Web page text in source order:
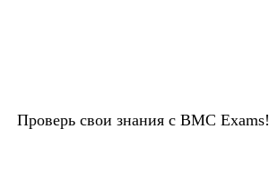
Проверь свои знания с BMC Exams!